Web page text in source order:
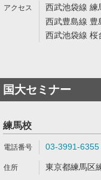
西武池袋線 練
西武豊島線 豊
西武池袋線 桜
国大セミナー
練馬校
03-3991-6355
東京都練馬区